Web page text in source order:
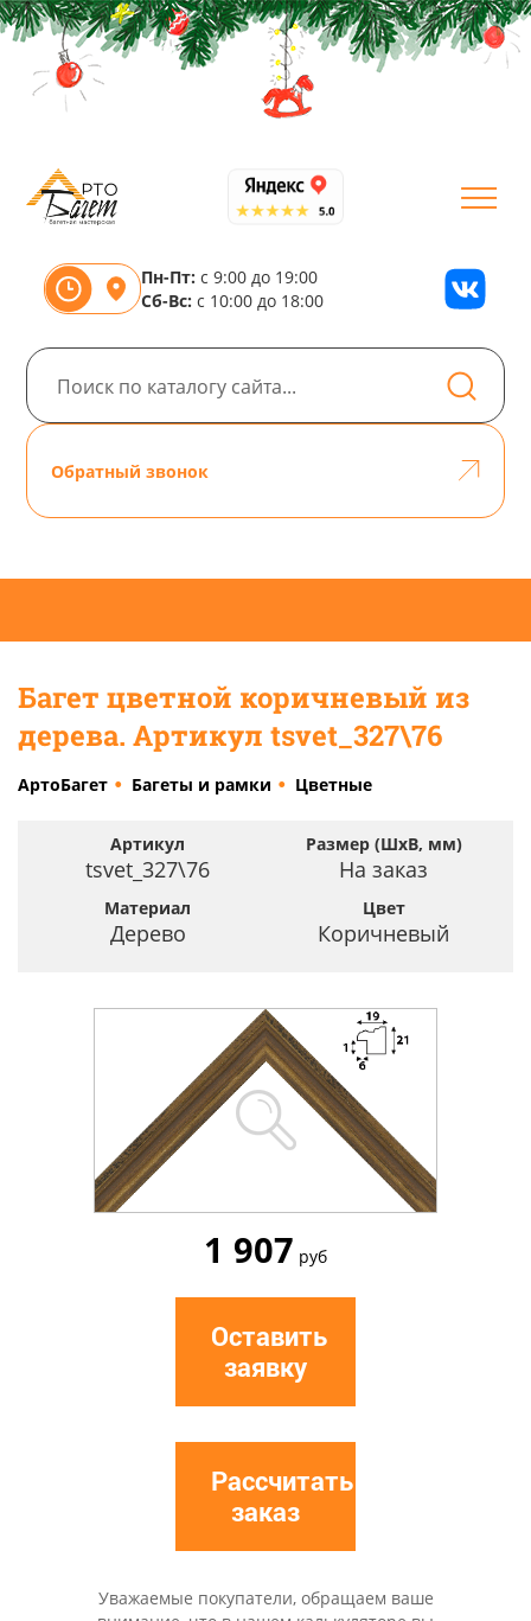
Пн-Пт: с 9:00 до 19:00
Сб-Вс: с 10:00 до 18:00
Обратный звонок
Багет цветной коричневый из
дерева. Артикул tsvet_327\76
АртоБагет Багеты и рамки Цветные
Артикул
tsvet_327\76
Размер (ШхВ, мм)
На заказ
Материал
Дерево
Цвет
Коричневый
1 907 руб
Оставить
заявку
Рассчитать
заказ
Уважаемые покупатели, обращаем ваше